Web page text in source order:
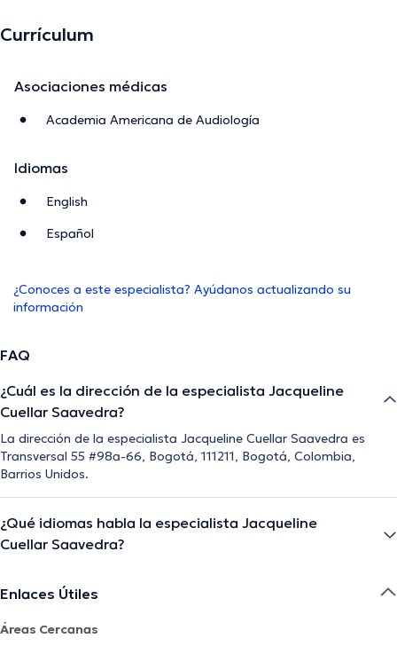
Currículum
Asociaciones médicas
Academia Americana de Audiología
Idiomas
English
Español
¿Conoces a este especialista? Ayúdanos actualizando su
información
FAQ
¿Cuál es la dirección de la especialista Jacqueline
Cuellar Saavedra?
La dirección de la especialista Jacqueline Cuellar Saavedra es
Transversal 55 #98a-66, Bogotá, 111211, Bogotá, Colombia,
Barrios Unidos.
¿Qué idiomas habla la especialista Jacqueline
Cuellar Saavedra?
Enlaces Útiles
Áreas Cercanas